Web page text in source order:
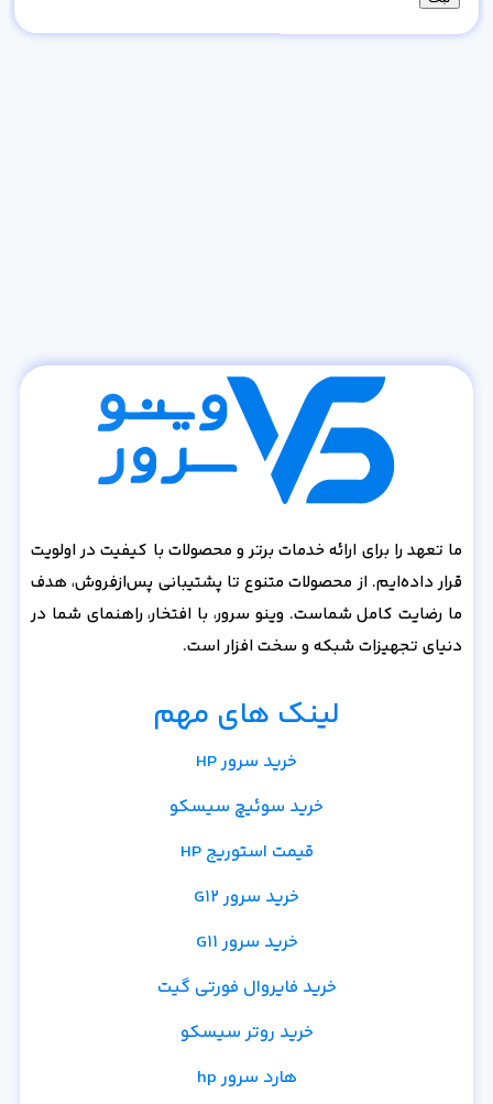
ما تعهد را برای ارائه خدمات برتر و محصولات با کیفیت در اولویت
قرار داده‌ایم. از محصولات متنوع تا پشتیبانی پس‌از‌فروش، هدف
ما رضایت کامل شماست. وینو سرور، با افتخار، راهنمای شما در
دنیای تجهیزات شبکه و سخت افزار است.
لینک های مهم
خرید سرور HP
خرید سوئیچ سیسکو
قیمت استوریج HP
خرید سرور G12
خرید سرور G11
خرید فایروال فورتی گیت
خرید روتر سیسکو
هارد سرور hp